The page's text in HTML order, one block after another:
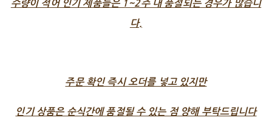
수량이 적어 인기 제품들은 1~2주 내 품절되는 경우가 많습니
다.
주문 확인 즉시 오더를 넣고 있지만
인기 상품은 순식간에 품절될 수 있는 점 양해 부탁드립니다